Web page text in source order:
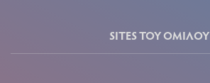
SITES ΤΟΥ ΟΜΙΛΟΥ